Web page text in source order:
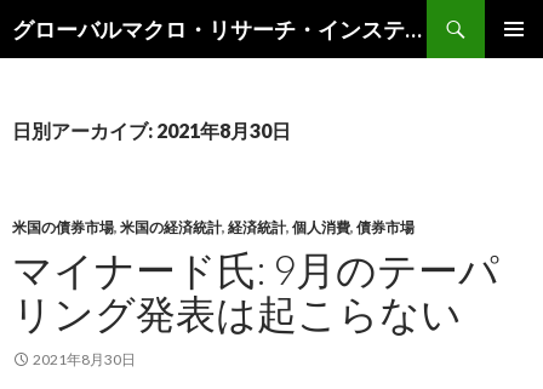
グローバルマクロ・リサーチ・インスティテュート
索
ン
キ
プ
日別アーカイブ: 2021年8月30日
米国の債券市場, 米国の経済統計, 経済統計, 個人消費, 債券市場
マイナード氏: 9月のテーパ
リング発表は起こらない
2021年8月30日